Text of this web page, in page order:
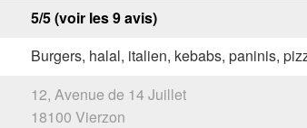
5/5 (voir les 9 avis)
Burgers, halal, italien, kebabs, paninis,
12, Avenue de 14 Juillet
18100 Vierzon